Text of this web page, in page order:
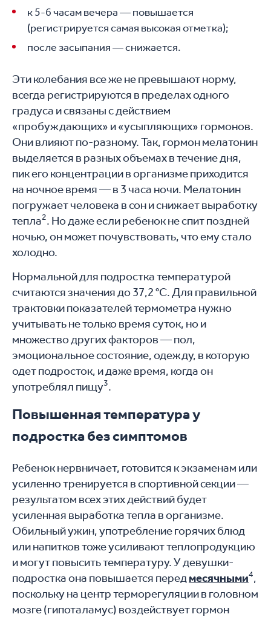
к 5-6 часам вечера — повышается
(регистрируется самая высокая отметка);
после засыпания — снижается.
Эти колебания все же не превышают норму,
всегда регистрируются в пределах одного
градуса и связаны с действием
«пробуждающих» и «усыпляющих» гормонов.
Они влияют по-разному. Так, гормон мелатонин
выделяется в разных объемах в течение дня,
пик его концентрации в организме приходится
на ночное время — в 3 часа ночи. Мелатонин
погружает человека в сон и снижает выработку
тепла2. Но даже если ребенок не спит поздней
ночью, он может почувствовать, что ему стало
холодно.
Нормальной для подростка температурой
считаются значения до 37,2 °C. Для правильной
трактовки показателей термометра нужно
учитывать не только время суток, но и
множество других факторов — пол,
эмоциональное состояние, одежду, в которую
одет подросток, и даже время, когда он
употреблял пищу3.
Повышенная температура у
подростка без симптомов
Ребенок нервничает, готовится к экзаменам или
усиленно тренируется в спортивной секции —
результатом всех этих действий будет
усиленная выработка тепла в организме.
Обильный ужин, употребление горячих блюд
или напитков тоже усиливают теплопродукцию
и могут повысить температуру. У девушки-
подростка она повышается перед месячными4,
поскольку на центр терморегуляции в головном
мозге (гипоталамус) воздействует гормон